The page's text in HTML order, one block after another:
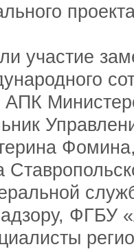
участие
АПК
ФГБУ